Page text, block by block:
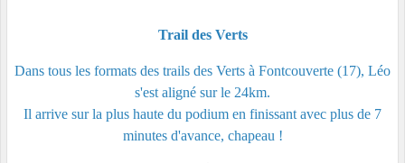
Trail des Verts
Dans tous les formats des trails des Verts à Fontcouverte (17), Léo
s'est aligné sur le 24km.
Il arrive sur la plus haute du podium en finissant avec plus de 7
minutes d'avance, chapeau !